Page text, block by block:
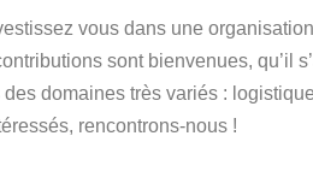
vous dans une
sont bienvenues, qu’il
domaines très variés :
rencontrons-nous !